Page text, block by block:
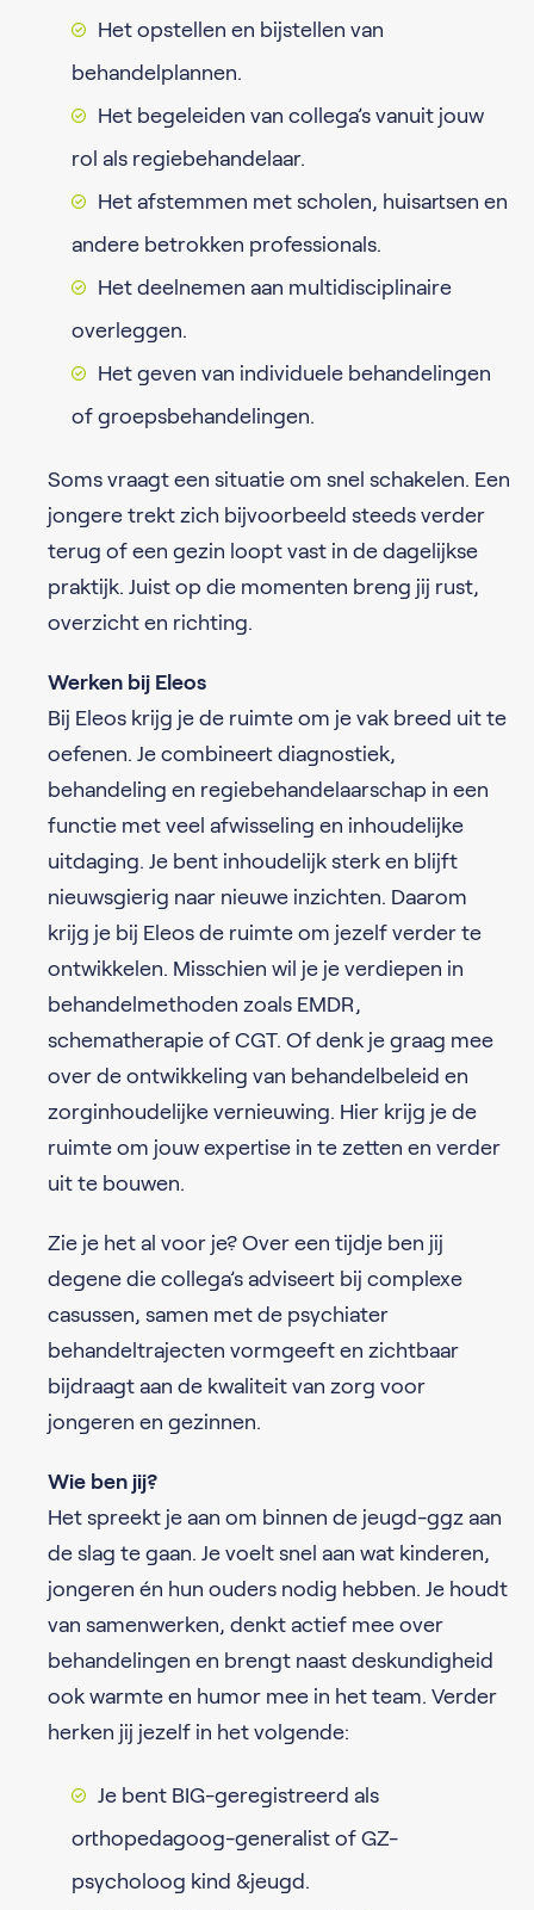
Het opstellen en bijstellen van
behandelplannen.
Het begeleiden van collega’s vanuit jouw
rol als regiebehandelaar.
Het afstemmen met scholen, huisartsen en
andere betrokken professionals.
Het deelnemen aan multidisciplinaire
overleggen.
Het geven van individuele behandelingen
of groepsbehandelingen.
Soms vraagt een situatie om snel schakelen. Een
jongere trekt zich bijvoorbeeld steeds verder
terug of een gezin loopt vast in de dagelijkse
praktijk. Juist op die momenten breng jij rust,
overzicht en richting.
Werken bij Eleos
Bij Eleos krijg je de ruimte om je vak breed uit te
oefenen. Je combineert diagnostiek,
behandeling en regiebehandelaarschap in een
functie met veel afwisseling en inhoudelijke
uitdaging. Je bent inhoudelijk sterk en blijft
nieuwsgierig naar nieuwe inzichten. Daarom
krijg je bij Eleos de ruimte om jezelf verder te
ontwikkelen. Misschien wil je je verdiepen in
behandelmethoden zoals EMDR,
schematherapie of CGT. Of denk je graag mee
over de ontwikkeling van behandelbeleid en
zorginhoudelijke vernieuwing. Hier krijg je de
ruimte om jouw expertise in te zetten en verder
uit te bouwen.
Zie je het al voor je? Over een tijdje ben jij
degene die collega’s adviseert bij complexe
casussen, samen met de psychiater
behandeltrajecten vormgeeft en zichtbaar
bijdraagt aan de kwaliteit van zorg voor
jongeren en gezinnen.
Wie ben jij?
Het spreekt je aan om binnen de jeugd-ggz aan
de slag te gaan. Je voelt snel aan wat kinderen,
jongeren én hun ouders nodig hebben. Je houdt
van samenwerken, denkt actief mee over
behandelingen en brengt naast deskundigheid
ook warmte en humor mee in het team. Verder
herken jij jezelf in het volgende:
Je bent BIG-geregistreerd als
orthopedagoog-generalist of GZ-
psycholoog kind &jeugd.